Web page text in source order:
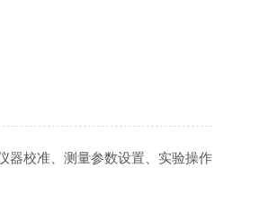
校准、测量参数设置、实验操作